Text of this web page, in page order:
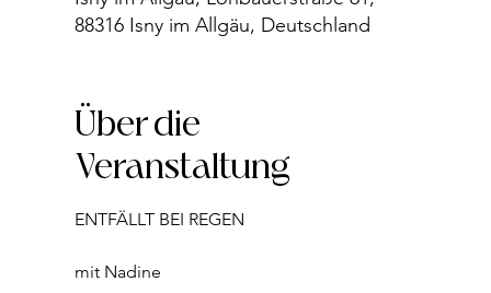
88316 Isny im Allgäu, Deutschland
Über die
Veranstaltung
ENTFÄLLT BEI REGEN
mit Nadine